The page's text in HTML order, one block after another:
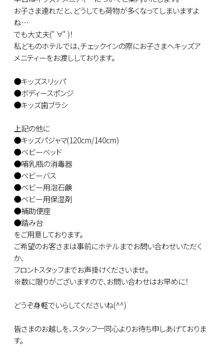
お子さま連れだと、どうしても荷物が多くなってしまいますよ
ね…
でも大丈夫(ﾟ∀ﾟ)！
私どものホテルでは、チェックインの際にお子さまへキッズア
メニティーをお渡ししております。
●キッズスリッパ
●ボディースポンジ
●キッズ歯ブラシ
上記の他に
●キッズパジャマ(120cm/140cm)
●ベビーベッド
●哺乳瓶の消毒器
●ベビーバス
●ベビー用泡石鹸
●ベビー用保湿剤
●補助便座
●踏み台
をご用意しております。
ご希望のお客さまは事前にホテルまでお問い合わせいただく
か、
フロントスタッフまでお声掛けくださいませ。
※数に限りがございますので、お問い合わせはお早めに！
どうぞ身軽でいらしてくださいね(^^)
皆さまのお越しを、スタッフ一同心よりお待ち申しあげておりま
す。